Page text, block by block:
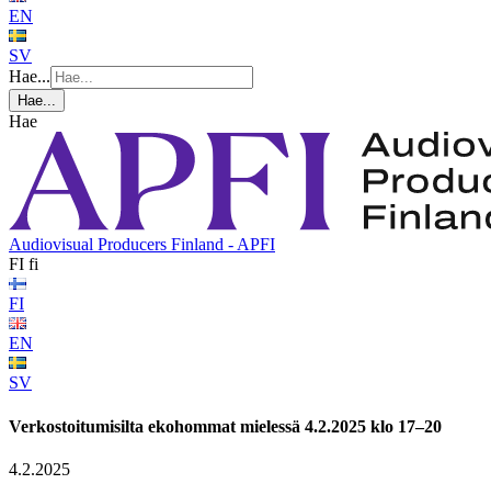
EN
SV
Hae...
Hae...
Hae
Audiovisual Producers Finland - APFI
FI fi
FI
EN
SV
Verkostoitumisilta ekohommat mielessä 4.2.2025 klo 17–20
4.2.2025